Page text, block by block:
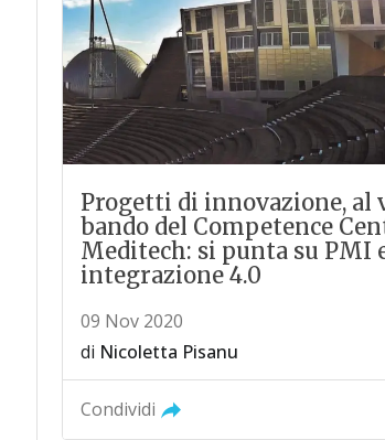
Progetti di innovazione, al
bando del Competence
Meditech: si punta su PMI
integrazione 4.0
09 Nov 2020
di Nicoletta Pisanu
Condividi